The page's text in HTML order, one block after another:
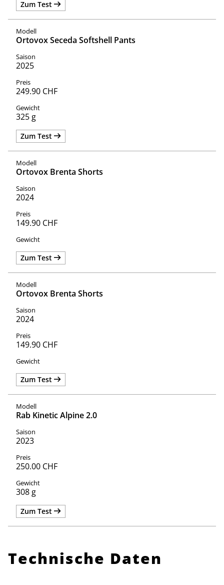
Zum Test
Ortovox Seceda Softshell Pants
2025
249.90 CHF
325 g
Zum Test
Ortovox Brenta Shorts
2024
149.90 CHF
Zum Test
Ortovox Brenta Shorts
2024
149.90 CHF
Zum Test
Rab Kinetic Alpine 2.0
2023
250.00 CHF
308 g
Zum Test
Technische Daten